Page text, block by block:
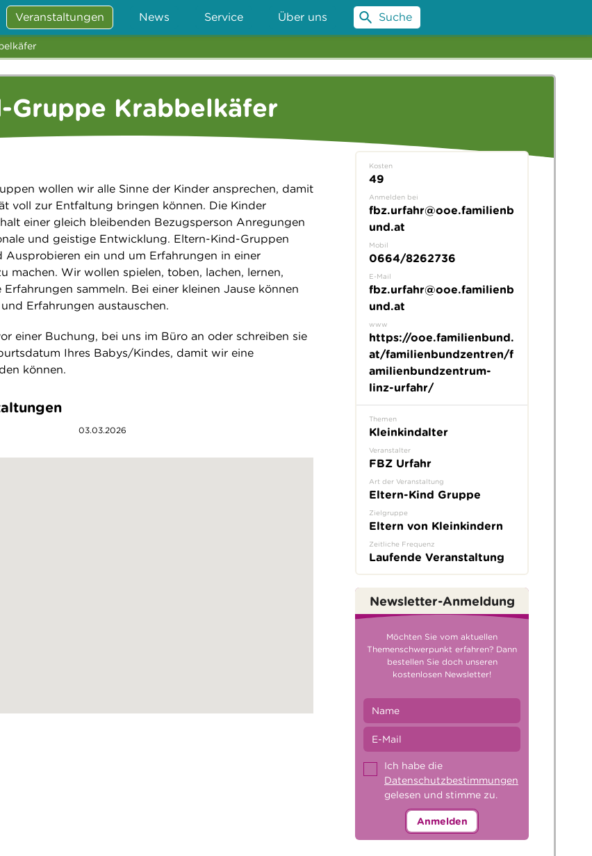
Veranstaltungen News Service Über uns Suche
Gruppe Krabbelkäfer
wollen wir alle Sinne der Kinder ansprechen, damit
voll zur Entfaltung bringen können. Die Kinder
einer gleich bleibenden Bezugsperson Anregungen
und geistige Entwicklung. Eltern-Kind-Gruppen
Ausprobieren ein und um Erfahrungen in einer
machen. Wir wollen spielen, toben, lachen, lernen,
sammeln. Bei einer kleinen Jause können
Erfahrungen austauschen.
einer Buchung, bei uns im Büro an oder schreiben sie
Ihres Babys/Kindes, damit wir eine
können.
03.03.2026
Kosten
49
Anmelden bei
fbz.urfahr@ooe.familienb
und.at
Mobil
0664/8262736
E-Mail
fbz.urfahr@ooe.familienb
und.at
www
https://ooe.familienbund.
at/familienbundzentren/f
amilienbundzentrum-
linz-urfahr/
Themen
Kleinkindalter
Veranstalter
FBZ Urfahr
Art der Veranstaltung
Eltern-Kind Gruppe
Zielgruppe
Eltern von Kleinkindern
Zeitliche Frequenz
Laufende Veranstaltung
Newsletter-Anmeldung
Möchten Sie vom aktuellen
Themenschwerpunkt erfahren? Dann
bestellen Sie doch unseren
kostenlosen Newsletter!
Ich habe die
Datenschutzbestimmungen
gelesen und stimme zu.
Anmelden